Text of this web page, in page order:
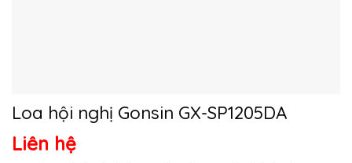
Loa hội nghị Gonsin GX-SP1205DA
Liên hệ